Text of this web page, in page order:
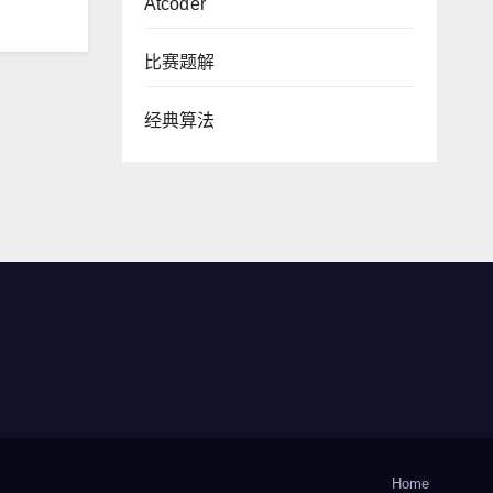
Atcoder
比赛题解
经典算法
Home